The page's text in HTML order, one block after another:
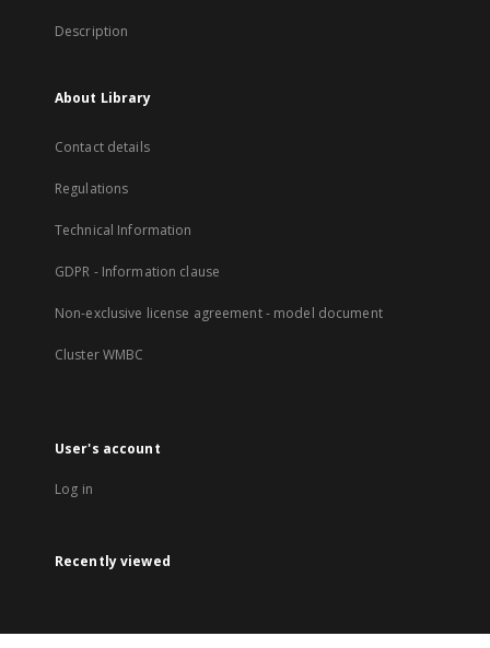
Description
About Library
Contact details
Regulations
Technical Information
GDPR - Information clause
Non-exclusive license agreement - model document
Cluster WMBC
User's account
Log in
Recently viewed